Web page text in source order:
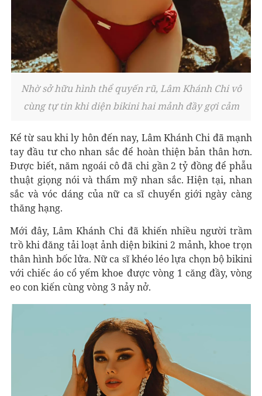
Nhờ sở hữu hình thể quyến rũ, Lâm Khánh Chi vô
cùng tự tin khi diện bikini hai mảnh đầy gợi cảm
Kể từ sau khi ly hôn đến nay, Lâm Khánh Chi đã mạnh
tay đầu tư cho nhan sắc để hoàn thiện bản thân hơn.
Được biết, năm ngoái cô đã chi gần 2 tỷ đồng để phẫu
thuật giọng nói và thẩm mỹ nhan sắc. Hiện tại, nhan
sắc và vóc dáng của nữ ca sĩ chuyển giới ngày càng
thăng hạng.
Mới đây, Lâm Khánh Chi đã khiến nhiều người trầm
trồ khi đăng tải loạt ảnh diện bikini 2 mảnh, khoe trọn
thân hình bốc lửa. Nữ ca sĩ khéo léo lựa chọn bộ bikini
với chiếc áo cổ yếm khoe được vòng 1 căng đầy, vòng
eo con kiến cùng vòng 3 nảy nở.